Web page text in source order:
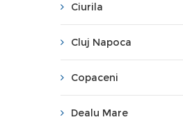
Ciurila
Cluj Napoca
Copaceni
Dealu Mare